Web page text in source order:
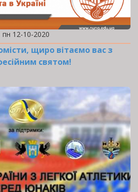
пн 12-10-2020
щиро вітаємо вас з
святом!